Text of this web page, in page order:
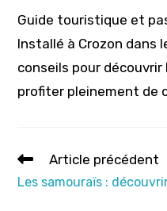
Guide touristique et
Installé à Crozon dans
conseils pour
profiter pleinement de
Read
more
articles
Article précédent
Les samouraïs :